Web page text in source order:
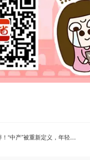
定义，年轻打工人根本不配，年入6位数连租房都难！